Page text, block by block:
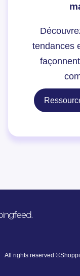
tendances
All rights reserved